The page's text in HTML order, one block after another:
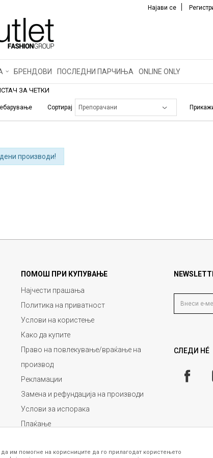
Најави се
БРЕНДОВИ ПОСЛЕДНИ ПАРЧИЊА ONLINE ONLY
ЗА ЧЕТКИ
Сортирај
производи!
ПОМОШ ПРИ КУПУВАЊЕ
Најчести прашања
Политика на приватност
Услови на користење
Како да купите
Право на повлекување/враќање на
производ
Рекламации
Замена и рефундација на производи
Услови за испорака
Плаќање
СЛЕДИ НÉ
им помогне на корисниците да го прилагодат користењето